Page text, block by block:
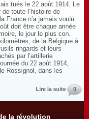
tués le 22 août 1914. Le
toute l’histoire de
France n’a jamais voulu
doit être chaque année
le jour le plus con.
de la Belgique à
ringards et leurs
par l’artillerie
du 22 août 1914,
Rossignol, dans les
Lire la suite 0
la révolution